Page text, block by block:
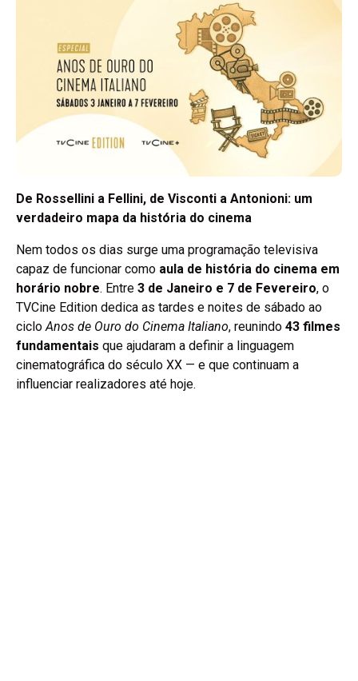
De Rossellini a Fellini, de Visconti a Antonioni: um
verdadeiro mapa da história do cinema
Nem todos os dias surge uma programação televisiva
capaz de funcionar como aula de história do cinema em
horário nobre. Entre 3 de Janeiro e 7 de Fevereiro, o
TVCine Edition dedica as tardes e noites de sábado ao
cicloAnos de Ouro do Cinema Italiano, reunindo 43 filmes
fundamentais que ajudaram a definir a linguagem
cinematográfica do século XX — e que continuam a
influenciar realizadores até hoje.